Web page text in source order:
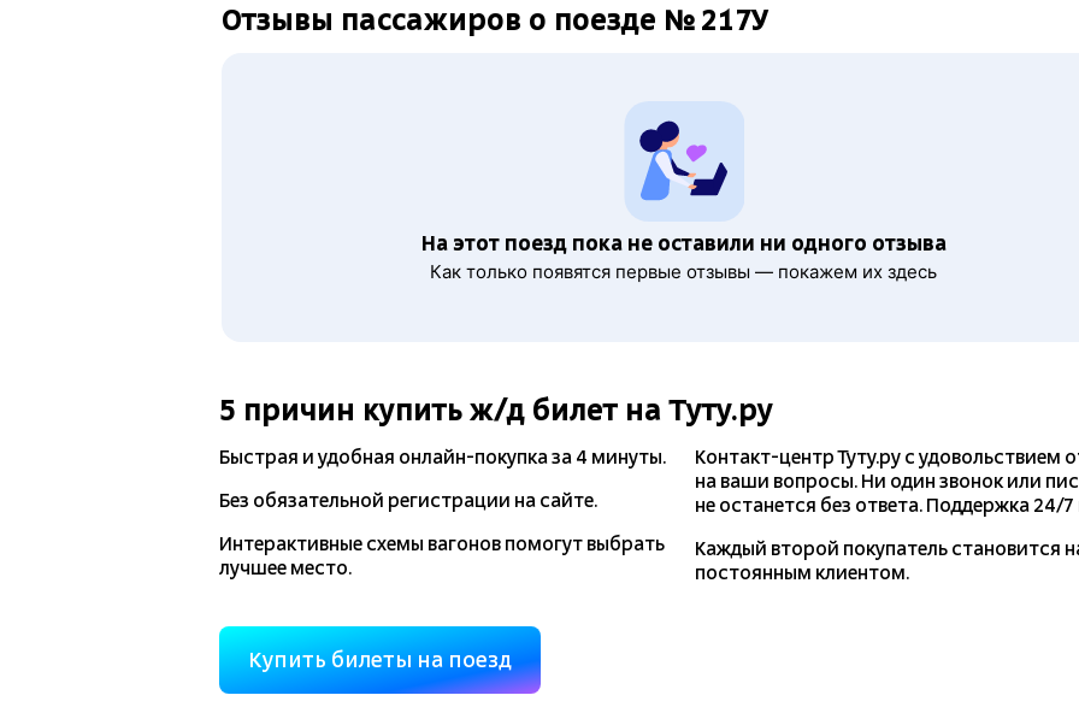
Отзывы пассажиров о поезде № 217У
На этот поезд пока не оставили ни одного отзыва
Как только появятся первые отзывы — покажем их здесь
5 причин купить ж/дбилет на Туту.ру
Быстрая и удобная онлайн-покупказа 4 минуты.
Без обязательной регистрации на сайте.
Интерактивные схемы вагонов помогут выбрать
лучшее место.
Контакт-центр Туту.ру с удовольствием
на ваши вопросы. Ни один звонок или
не останется без ответа. Поддержка 24/7
Каждый второй покупатель становится
постоянным клиентом.
Купить билеты на поезд